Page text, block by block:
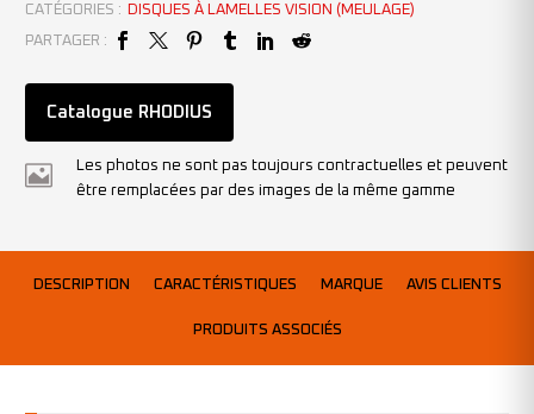
CATÉGORIES :
DISQUES À LAMELLES VISION (MEULAGE)
PARTAGER :
Catalogue RHODIUS
Les photos ne sont pas toujours contractuelles et peuvent
être remplacées par des images de la même gamme
DESCRIPTION CARACTÉRISTIQUES MARQUE AVIS CLIENTS
PRODUITS ASSOCIÉS